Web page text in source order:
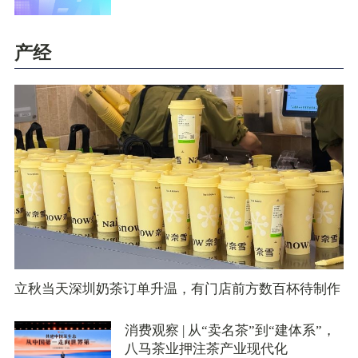
产经
立秋当天深圳奶茶订单升温，有门店前方数百杯待制作
消费观察 | 从“卖名茶”到“建体系”，
八马茶业押注茶产业现代化